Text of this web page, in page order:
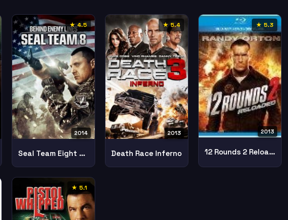
★ 4.5
2014
Seal Team Eight Behind Enemy Lines
★ 5.4
2013
Death Race Inferno
★ 5.3
2013
12 Rounds 2 Reloaded
★ 5.1